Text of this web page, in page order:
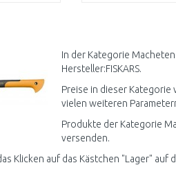
Vergleichen
In der Kategorie
Hersteller:FISKARS.
Preise in dieser Kategorie
vielen weiteren
Produkte der Kategorie
versenden.
Klicken auf das Kästchen "Lager"